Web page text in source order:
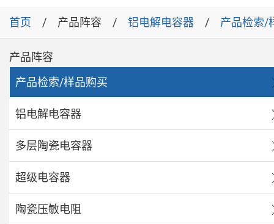
首页 产品阵容 铝电解电容器 产品检索/
产品阵容
产品检索/样品购买
铝电解电容器
多层陶瓷电容器
超级电容器
陶瓷压敏电阻